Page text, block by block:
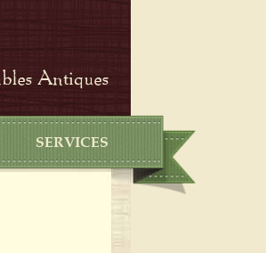
SERVICES